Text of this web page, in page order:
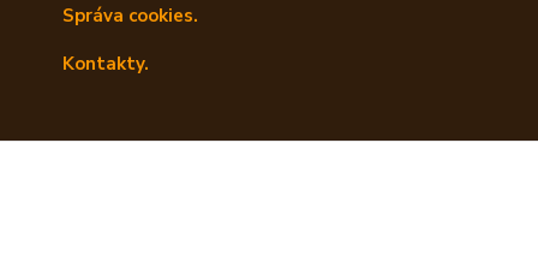
Správa cookies.
Kontakty.